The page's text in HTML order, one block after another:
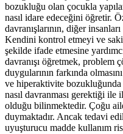
bozukluğu olan çocukla
nasıl idare edeceğini öğretir.
davranışlarının, diğer
Kendini kontrol etmeyi ve
şekilde ifade etmesine
davranışı öğretmek, problem
duygularının farkında
ve hiperaktivite
nasıl davranması gerektiği
olduğu bilinmektedir. Çoğu
duymaktadır. Ancak tedavi
uyuşturucu madde kullanım